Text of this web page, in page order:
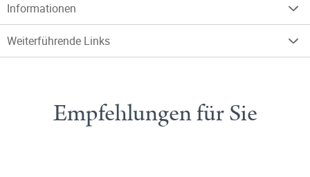
Informationen
Weiterführende Links
Empfehlungen für Sie